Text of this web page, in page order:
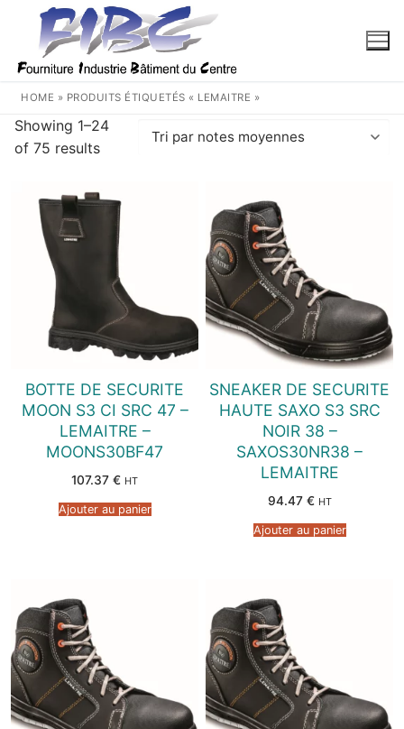
contenu
HOME » PRODUITS ÉTIQUETÉS « LEMAITRE »
Showing 1–24
of 75 results
Trié
moyenne
BOTTE DE SECURITE
MOON S3 CI SRC 47 –
LEMAITRE –
MOONS30BF47
107.37 € HT
Ajouter au panier
SNEAKER DE SECURITE
HAUTE SAXO S3 SRC
NOIR 38 –
SAXOS30NR38 –
LEMAITRE
94.47 € HT
Ajouter au panier